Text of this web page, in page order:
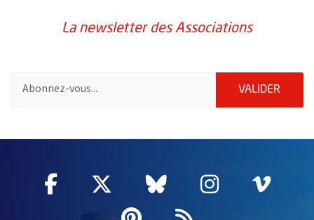
La newsletter des Associations
VALIDER
Facebook
, Ouvre une nouvelle fenêtre
Twitter
, Ouvre une nouvelle
Bluesky
, Ouvre une
Instagram
, Ouvre
,